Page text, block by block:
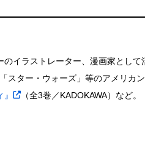
イラストレーター、漫画家として
スター・ウォーズ」等のアメリカ
』 （全3巻／KADOKAWA）など。